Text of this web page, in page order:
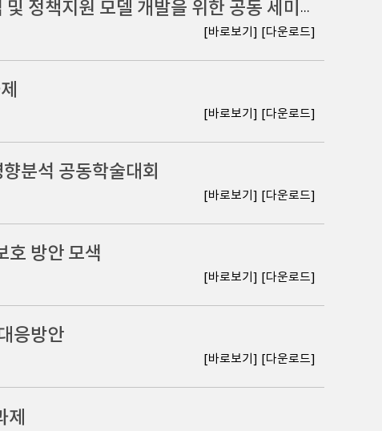
[세미나] 입법과 행정의 과학화: 데이터 기반 입법 및 정책지원 모델 개발을 위한 공동 세미나
[바로보기] [다운로드]
[바로보기] [다운로드]
분석 공동학술대회
[바로보기] [다운로드]
호 방안 모색
[바로보기] [다운로드]
응방안
[바로보기] [다운로드]